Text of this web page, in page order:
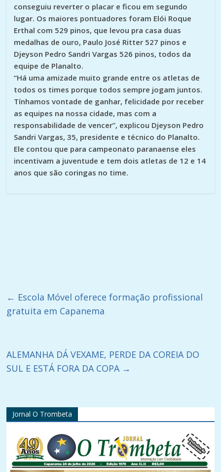
conseguiu reverter o placar e ficou em segundo
lugar. Os maiores pontuadores foram Elói Roque
Erthal com 529 pinos, que levou pra casa duas
medalhas de ouro, Paulo José Ritter 527 pinos e
Djeyson Pedro Sandri Vargas 526 pinos, todos da
equipe de Planalto.
“Há uma amizade muito grande entre os atletas de
todos os times porque todos sempre jogam juntos.
Tínhamos vontade de ganhar, felicidade por receber
as equipes na nossa cidade, mas com a
responsabilidade de vencer”, explicou Djeyson Pedro
Sandri Vargas, 35, presidente e técnico do Planalto.
Ele contou que para campeonato paranaense eles
incentivam a juventude e tem dois atletas de 12 e 14
anos que são coringas no time.
← Escola Móvel oferece formação profissional
gratuita em Capanema
ALEMANHA DÁ VEXAME, PERDE DA COREIA DO
SUL E ESTÁ FORA DA COPA →
Jornal O Trombeta